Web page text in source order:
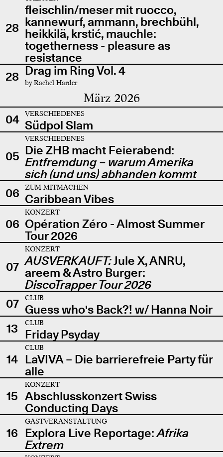
28
fleischlin/meser mit ruocco,
kannewurf, ammann, brechbühl,
heikkilä, krstić, mauchle:
togetherness - pleasure as
resistance
28 Drag im Ring Vol. 4
by Rachel Harder
März 2026
04 VERSCHIEDENES
Südpol Slam
05
VERSCHIEDENES
Die ZHB macht Feierabend:
Entfremdung – warum Amerika
sich (und uns) abhanden kommt
06
ZUM MITMACHEN
Caribbean Vibes
06
KONZERT
Opération Zéro - Almost Summer
Tour 2026
07
KONZERT
AUSVERKAUFT:Jule X, ANRU,
areem & Astro Burger:
DiscoTrapper Tour 2026
07
CLUB
Guess who's Back?! w/ Hanna Noir
13
CLUB
Friday Psyday
14
CLUB
LaVIVA – Die barrierefreie Party für
alle
15
KONZERT
Abschlusskonzert Swiss
Conducting Days
16
GASTVERANSTALTUNG
Explora Live Reportage:Afrika
Extrem